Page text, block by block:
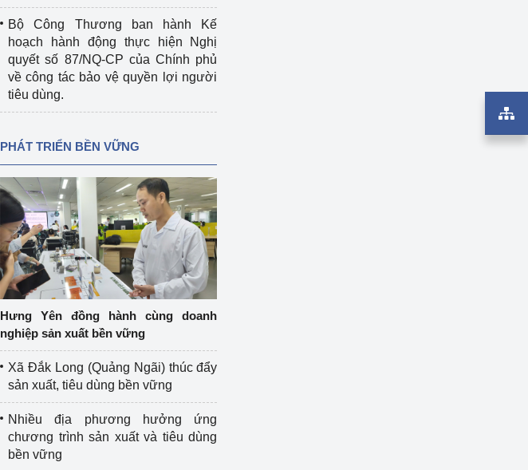
Bộ Công Thương ban hành Kế
hoạch hành động thực hiện Nghị
quyết số 87/NQ-CP của Chính phủ
về công tác bảo vệ quyền lợi người
tiêu dùng.
PHÁT TRIỂN BỀN VỮNG
Hưng Yên đồng hành cùng doanh
nghiệp sản xuất bền vững
Xã Đắk Long (Quảng Ngãi) thúc đẩy
sản xuất, tiêu dùng bền vững
Nhiều địa phương hưởng ứng
chương trình sản xuất và tiêu dùng
bền vững